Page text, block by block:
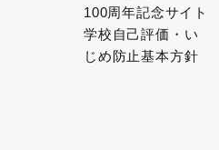
100周年記念サイト
学校自己評価・い
じめ防止基本方針